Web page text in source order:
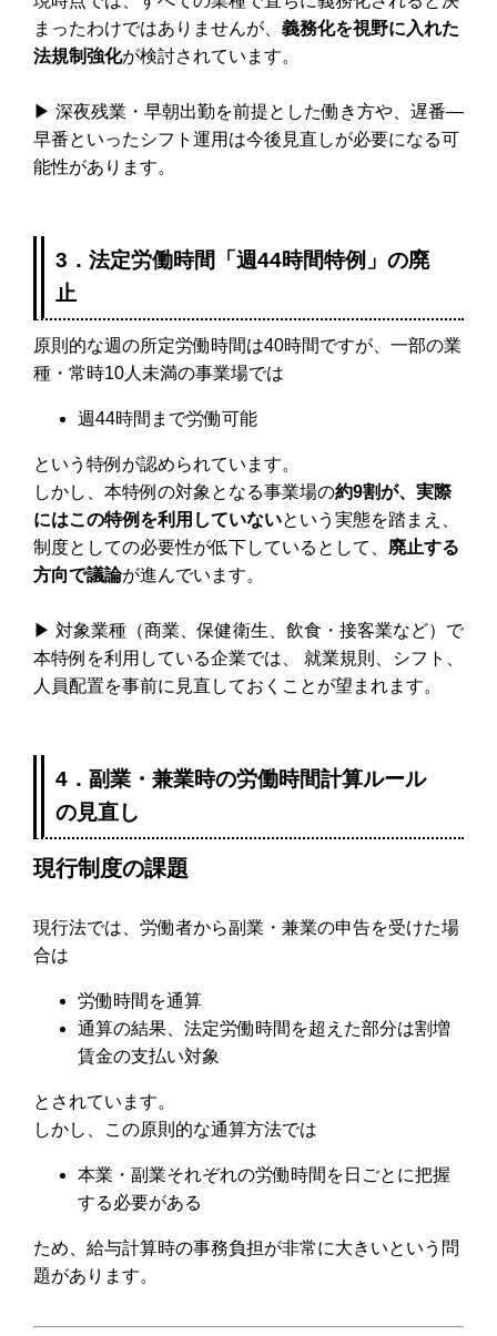
まったわけではありませんが、 義務化を視野に入れた
法規制強化が検討されています。
▶ 深夜残業・早朝出勤を前提とした働き方や、遅番―
早番といったシフト運用は今後見直しが必要になる可
能性があります。
3．法定労働時間「週44時間特例」の廃
止
原則的な週の所定労働時間は40時間ですが、一部の業
種・常時10人未満の事業場では
週44時間まで労働可能
という特例が認められています。
しかし、本特例の対象となる事業場の約9割が、実際
にはこの特例を利用していないという実態を踏まえ、
制度としての必要性が低下しているとして、 廃止する
方向で議論が進んでいます。
▶ 対象業種（商業、保健衛生、飲食・接客業など）で
本特例を利用している企業では、 就業規則、シフト、
人員配置を事前に見直しておくことが望まれます。
4．副業・兼業時の労働時間計算ルール
の見直し
現行制度の課題
現行法では、労働者から副業・兼業の申告を受けた場
合は
労働時間を通算
通算の結果、法定労働時間を超えた部分は割増
賃金の支払い対象
とされています。
しかし、この原則的な通算方法では
本業・副業それぞれの労働時間を日ごとに把握
する必要がある
ため、給与計算時の事務負担が非常に大きいという問
題があります。